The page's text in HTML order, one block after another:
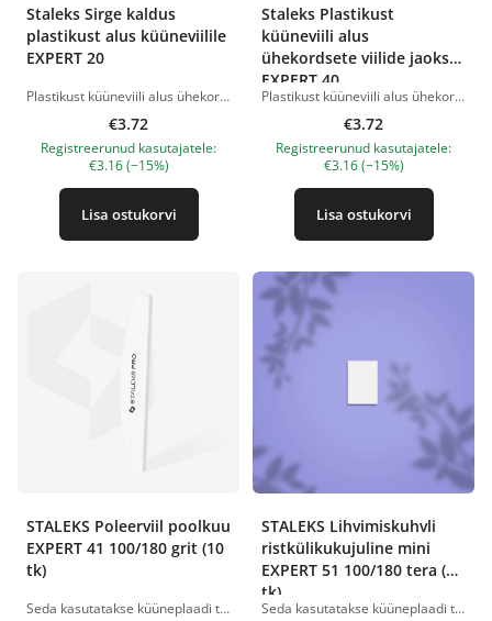
Staleks Sirge kaldus
plastikust alus küüneviilile
EXPERT 20
Plastikust küüneviili alus ühekordsete viilide jaoks. Kuju: kaldus sirge. Kasutatakse alusena papmAm abrasiivviilide, sirgete kleepuvate viilide ja ühekordsete viilide puhul Bobbinail plastikkarbis. Aluse suurus: 162 × 19 mm. Kerge ja mugav kasutada. Tagab maniküüri ja pediküüri turvalisuse, vähendades nakkusohtu. Kumerat külge soovitatakse kasutada küünenaha külgservade poleerimiseks ja varvaste sarvestunud naha töötlemiseks. Otset külge kasutatakse küünekuju viilimiseks ja vabade servade vormimiseks. Võimaldab kasutada erinevaid abrasiive. Ühekordsete viilide kasutamine suurendab protseduuri hügieeni ja ohutust. Valmistatud kõrge tugevusega plastikust. Võib desinfitseerida spetsiaalsete vahenditega. Võib külmsteriliseerida spetsiaalses lahuses. TÄHTIS! Ei tohi steriliseerida kuumõhus ahjus ega autoklaavis. Tootepildid on illustratiivsed. Küsimuste korral ootame alati Sinu meili nanatallinn@gmail.com
€3.72
Registreerunud kasutajatele:
€3.16 (−15%)
Lisa ostukorvi
Staleks Plastikust
küüneviili alus
ühekordsete viilide jaoks
EXPERT 40
Plastikust küüneviili alus ühekordsete viilide jaoks. Kuju: kaldus, poolkuu. Kasutatakse ühekordsete kleepuvate viilide tööks poolkuu-kujulises vormis. Aluse suurus: 162 × 25 mm. Kerge ja mugav kasutada. Tagab maniküüri ja pediküüri turvalisuse, vähendades nakkusohtu. Kumerat külge soovitatakse kasutada küünenaha külgservade poleerimiseks ja varvaste sarvestunud naha töötlemiseks. Otset külge kasutatakse küünekuju viilimiseks ja vabade servade vormimiseks. Võimaldab kasutada erinevaid abrasiive. Ühekordsete viilide kasutamine suurendab protseduuri hügieeni ja ohutust. Valmistatud kõrge tugevusega plastikust. Võib desinfitseerida spetsiaalsete vahenditega. Võib külmsteriliseerida spetsiaalses lahuses. TÄHTIS! Ei tohi steriliseerida kuumõhus ahjus ega autoklaavis. Tootepildid on illustratiivsed. Küsimuste korral ootame alati Sinu meili nanatallinn@gmail.com
€3.72
Registreerunud kasutajatele:
€3.16 (−15%)
Lisa ostukorvi
STALEKS Poleerviil poolkuu
EXPERT 41 100/180 grit (10
tk)
Seda kasutatakse küüneplaadi tasandamiseks, naturaalküüntele vajaliku kuju andmiseks ning ettevalmistuseks kunstkatte pealekandmisel. Sobib küüneplaadi pinna ebatasasuste korrigeerimiseks ja silumiseks pärast modelleerimist, samuti kunstküünte poleerimiseks. Küüneviili ümardatud otsad on spetsiaalselt töödeldud, ei vigasta klienti ning võimaldavad mugavalt töötada küünenaha ja küljevagude ümbruses. Abrasiivne kate säilitab oma omadused pikka aega. Poolkuu kuju. 2 tööpinda. Karedus: 100/180. Puhvri mõõdud: 178 × 30 × 12 mm. Pakendis on 10 tükki. Tootepildid on illustratiivsed. Küsimuste korral ootame alati Sinu meili nanatallinn@gmail.com
STALEKS Lihvimiskuhvli
ristkülikukujuline mini
EXPERT 51 100/180 tera (50
tk)
Seda kasutatakse küüneplaadi tasandamiseks, naturaalsetele küüntele vajaliku kuju andmiseks ja kunstkatte pealekandmise ettevalmistamiseks. Sobib kunstküünte poleerimiseks. Kvaliteetne abrasiivne kate säilitab oma omadused pikka aega. 2 tööpinda. Teravusarv - 100/180. Puhviku suurus on 35*25*12 mm. Pakendis on 50 tükki. Ühekordseks kasutamiseks. Tootepildid on illustratiivsed. Küsimuste korral ootame alati Sinu meili nanatallinn@gmail.com